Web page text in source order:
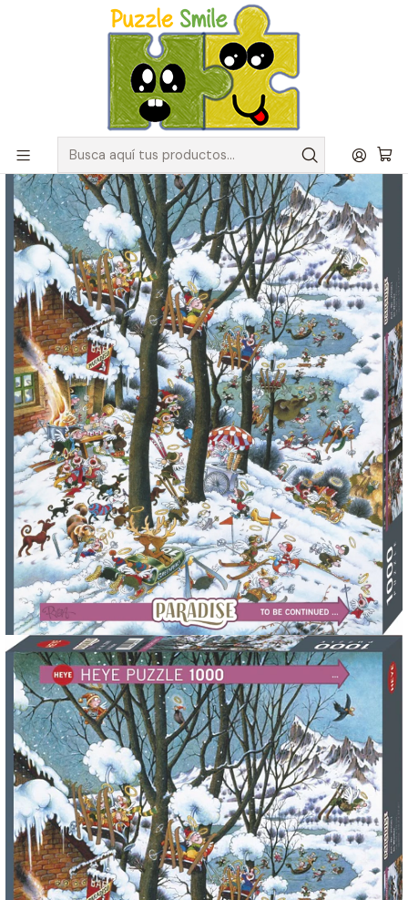
Envíos GRATIS para pedidos sobre $50.000 en Regiones de la
Catálogo de Puzzles y Rompecabezas
Marcas
Puzzle 1000 Piezas | Paradise In Winter Heye